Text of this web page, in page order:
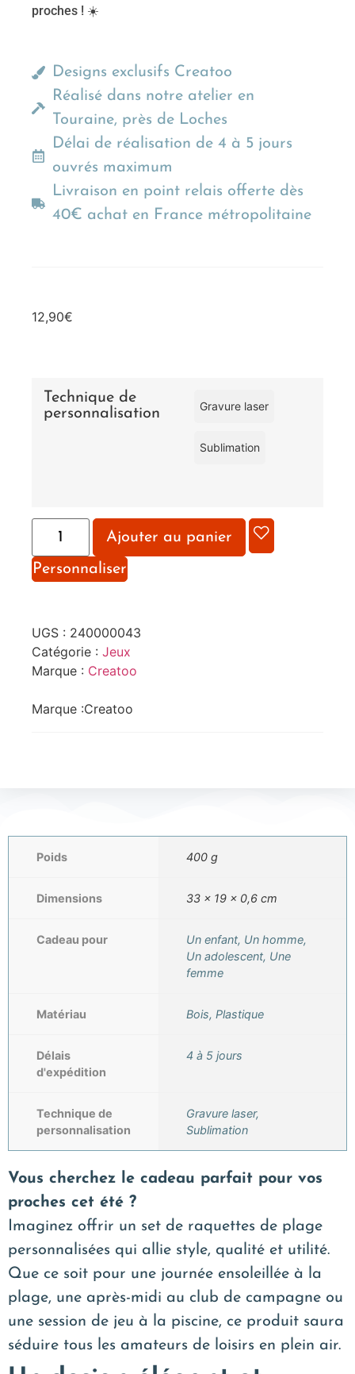
proches ! ☀️
Designs exclusifs Creatoo
Réalisé dans notre atelier en
Touraine, près de Loches
Délai de réalisation de 4 à 5 jours
ouvrés maximum
Livraison en point relais offerte dès
40€ achat en France métropolitaine
12,90€
Technique de
personnalisation
Gravure laser
Sublimation
Ajouter au panier
Personnaliser
UGS : 240000043
Catégorie : Jeux
Marque : Creatoo
Marque :Creatoo
Poids 400 g
Dimensions 33 × 19 × 0,6 cm
Cadeau pour
Un enfant, Un homme,
Un adolescent, Une
femme
Matériau Bois, Plastique
Délais
d'expédition
4 à 5 jours
Technique de
personnalisation
Gravure laser,
Sublimation
Vous cherchez le cadeau parfait pour vos
proches cet été ?
Imaginez offrir un set de raquettes de plage
personnalisées qui allie style, qualité et utilité.
Que ce soit pour une journée ensoleillée à la
plage, une après-midi au club de campagne ou
une session de jeu à la piscine, ce produit saura
séduire tous les amateurs de loisirs en plein air.